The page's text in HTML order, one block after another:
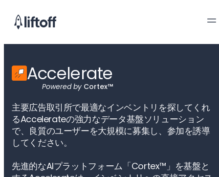
Accelerate
Powered by Cortex™
主要広告取引所で最適なインベントリを探してくれ
るAccelerateの強力なデータ基盤ソリューション
で、良質のユーザーを大規模に募集し、参加を誘導
してください。
先進的なAIプラットフォーム「Cortex™」を基盤と